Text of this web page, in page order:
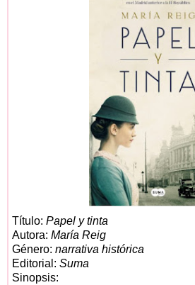
Título: Papel y tinta
Autora: María Reig
Género: narrativa histórica
Editorial: Suma
Sinopsis: